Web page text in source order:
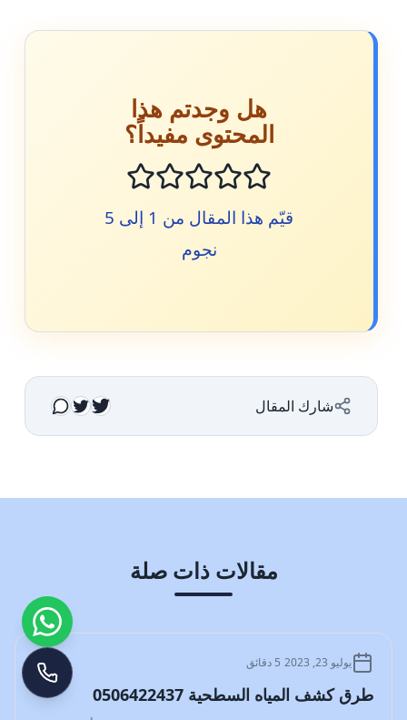
هل وجدتم هذا
المحتوى مفيداً؟
قيّم هذا المقال من 1 إلى 5
نجوم
شارك المقال
مقالات ذات صلة
المدونة
يوليو 23, 2023 5 دقائق
طرق كشف المياه السطحية 0506422437